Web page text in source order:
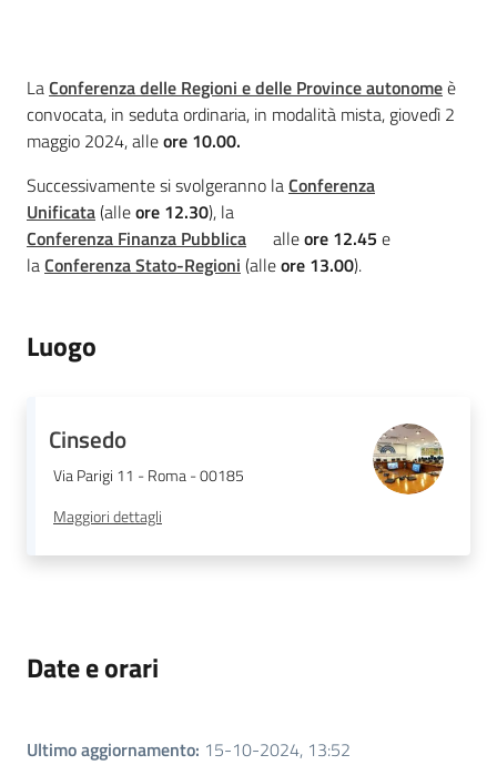
Seguici
su
Romagna
Novità
Leggi Atti Bandi
Cos'è
LaConferenza delle Regioni e delle Province autonomeè
convocata, in seduta ordinaria, in modalità mista, giovedì 2
maggio 2024, alleore 10.00.
Successivamente si svolgeranno laConferenza
Unificata(alleore 12.30), la
Conferenza Finanza Pubblica
alleore 12.45 e
laConferenza Stato-Regioni (alleore 13.00).
Luogo
Cinsedo
Via Parigi 11 - Roma - 00185
Maggiori dettagli
Date e orari
Ultimo aggiornamento: 15-10-2024, 13:52